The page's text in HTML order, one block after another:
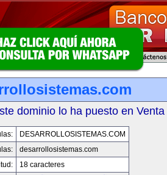
dominio lo ha puesto en Venta
DESARROLLOSISTEMAS.COM
desarrollosistemas.com
18 caracteres